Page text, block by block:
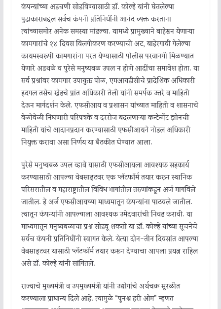
कंपन्यांच्या अडचणी सोडविण्यासाठी डॉ. कोल्हे यांनी घेतलेल्या
पुढाकाराबद्दल सर्वच कंपनी प्रतिनिधींनी आनंद व्यक्त करताना
त्यांच्यासमोर अनेक समस्या मांडल्या. यामध्ये प्रामुख्याने बाहेरून येणाऱ्या
कामगारांचे १४ दिवस विलगीकरण करण्याची अट, बाहेरगावी गेलेल्या
कायमस्वरूपी कामगारांना परत येण्यासाठी पोलीस परवानगी मिळण्यात
येणारे अडथळे व पुरेसे मनुष्यबळ उपलब्ध न होणे आदींचा समावेश होता. या
सर्व प्रश्नांवर कामगार उपायुक्त पोळ, एमआयडीसीचे प्रादेशिक अधिकारी
हदगल तसेच खेडचे प्रांत अधिकारी तेली यांनी समर्पक उत्तरे व माहिती
देऊन मार्गदर्शन केले. एफसीआय व प्रशासन यांच्यात माहिती व शासनाचे
वेळोवेळी निघणारी परिपत्रके व दररोज बदलणाऱ्या कन्टेन्मेंट झोनची
माहिती यांचे आदानप्रदान करण्यासाठी एफसीआयने नोडल अधिकारी
नियुक्त करावा असा निर्णय या बैठकीत घेण्यात आला.
पुरेसे मनुष्यबळ उपलब्ध व्हावे यासाठी एफसीआयला आवश्यक सहकार्य
करण्यासाठी आपल्या वेबसाइटवर एक प्लॅटफॉर्म तयार करून स्थानिक
परिसरातील व महाराष्ट्रातील विविध भागांतील तरुणांकडून अर्ज मागविले
जातील. हे अर्ज एफसीआयच्या माध्यमातून कंपन्यांना पाठवले जातील.
त्यातून कंपन्यांनी आपल्याला आवश्यक उमेदवारांची निवड करावी. या
माध्यमातून मनुष्यबळाचा प्रश्न सोडवू शकतो या डॉ. कोल्हे यांच्या सूचनेचे
सर्वच कंपनी प्रतिनिधींनी स्वागत केले. येत्या दोन-तीन दिवसांत आपल्या
वेबसाइटवर यासाठी प्लॅटफॉर्म तयार करून देण्याचा आपला प्रयत्न राहिल
असे डॉ. कोल्हे यांनी सांगितले.
राज्याचे मुख्यमंत्री व उपमुख्यमंत्री यांनी उद्योगांचे अर्थचक्र सुरळीत
करण्याला प्राधान्य दिले आहे. त्यामुळे “पुनश्च हरी ओम” म्हणत